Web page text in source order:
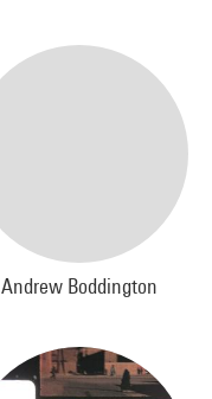
Andrew Boddington